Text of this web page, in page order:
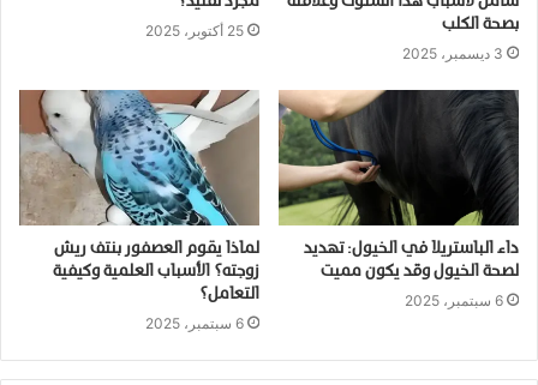
بصحة الكلب
3 ديسمبر، 2025
25 أكتوبر، 2025
داء الباستريلا في الخيول: تهديد
لصحة الخيول وقد يكون مميت
6 سبتمبر، 2025
لماذا يقوم العصفور بنتف ريش
زوجته؟ الأسباب العلمية وكيفية
التعامل؟
6 سبتمبر، 2025